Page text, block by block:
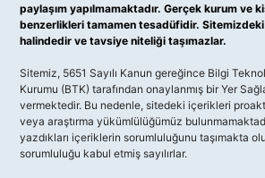
paylaşım yapılmamaktadır. Gerçek kurum ve
benzerlikleri tamamen tesadüfidir.
halindedir ve tavsiye niteliği taşımazlar.
Sitemiz, 5651 Sayılı Kanun gereğince Bilgi
Kurumu (BTK) tarafından onaylanmış bir Yer
vermektedir. Bu nedenle, sitedeki içerikleri
veya araştırma yükümlülüğümüz
yazdıkları içeriklerin sorumluluğunu taşımakta
sorumluluğu kabul etmiş sayılırlar.